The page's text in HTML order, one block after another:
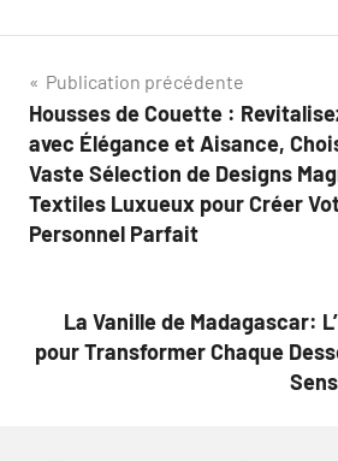
Navigation
de
l’article
Publication précédente
Housses de Couette :
avec Élégance et Aisance,
Vaste Sélection de Designs
Textiles Luxueux pour Créer
Personnel Parfait
La Vanille de Madagascar:
pour Transformer Chaque